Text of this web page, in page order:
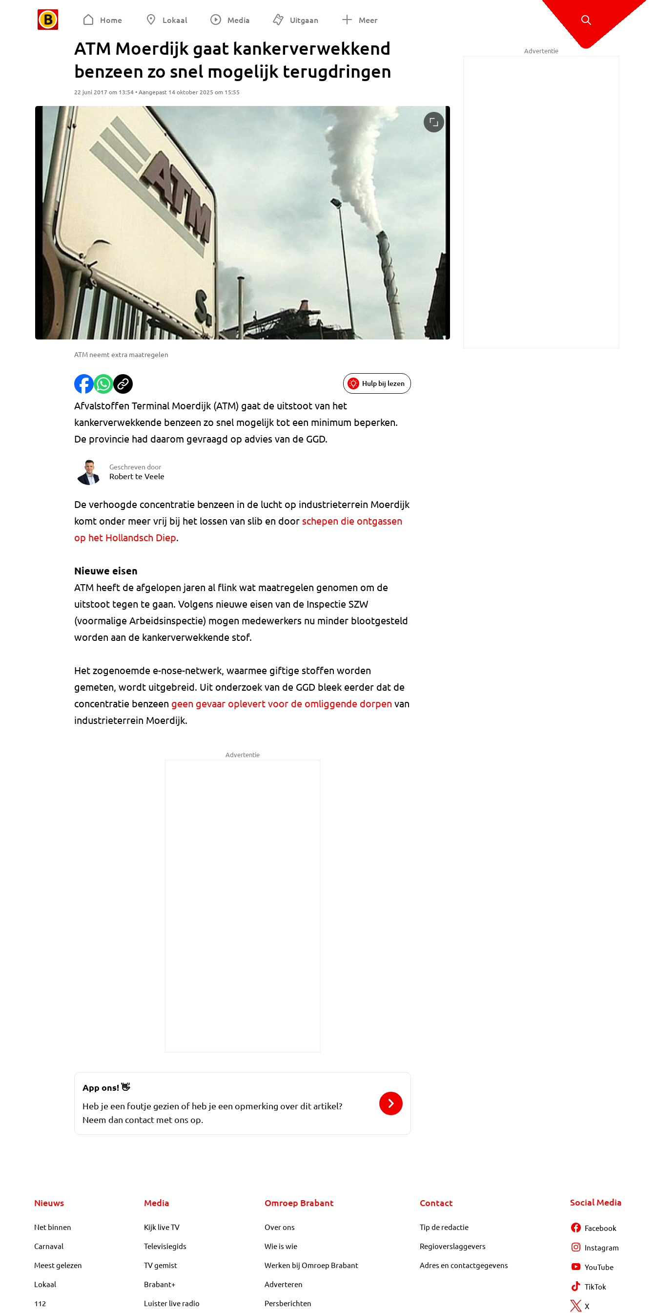
Home Lokaal Media Uitgaan Meer
ATM Moerdijk gaat kankerverwekkend
benzeen zo snel mogelijk terugdringen
22 juni 2017 om 13:54 • Aangepast 14 oktober 2025 om 15:55
ATM neemt extra maatregelen
Hulp bij lezen
Afvalstoffen Terminal Moerdijk (ATM) gaat de uitstoot van het
kankerverwekkende benzeen zo snel mogelijk tot een minimum beperken.
De provincie had daarom gevraagd op advies van de GGD.
Geschreven door
Robert te Veele
De verhoogde concentratie benzeen in de lucht op industrieterrein Moerdijk
komt onder meer vrij bij het lossen van slib en door schepen die ontgassen
op het Hollandsch Diep.
Nieuwe eisen
ATM heeft de afgelopen jaren al flink wat maatregelen genomen om de
uitstoot tegen te gaan. Volgens nieuwe eisen van de Inspectie SZW
(voormalige Arbeidsinspectie) mogen medewerkers nu minder blootgesteld
worden aan de kankerverwekkende stof.
Het zogenoemde e-nose-netwerk, waarmee giftige stoffen worden
gemeten, wordt uitgebreid. Uit onderzoek van de GGD bleek eerder dat de
concentratie benzeen geen gevaar oplevert voor de omliggende dorpen van
industrieterrein Moerdijk.
Advertentie
Advertentie
App ons!👋
Heb je een foutje gezien of heb je een opmerking over dit artikel?
Neem dan contact met ons op.
Nieuws
Net binnen
Carnaval
Meest gelezen
Lokaal
112
Media
Kijk live TV
Televisiegids
TV gemist
Brabant+
Luister live radio
Omroep Brabant
Over ons
Wie is wie
Werken bij Omroep Brabant
Adverteren
Persberichten
Contact
Tip de redactie
Regioverslaggevers
Adres en contactgegevens
Social Media
Facebook
Instagram
YouTube
TikTok
X